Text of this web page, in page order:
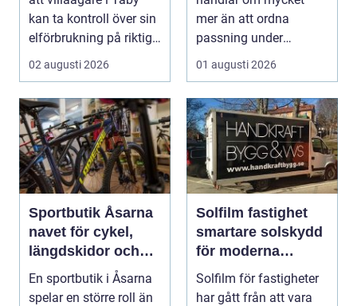
kan ta kontroll över sin
elförbrukning på riktigt.
02 augusti 2026
mer än att ordna
passning under
arbetsdagen. För
många hundäga...
01 augusti 2026
Sportbutik Åsarna
navet för cykel,
längdskidor och
löpning i södra
jämtland
En sportbutik i Åsarna
spelar en större roll än
Solfilm fastighet
smartare solskydd
för moderna
byggnader
Solfilm för fastigheter
har gått från att vara